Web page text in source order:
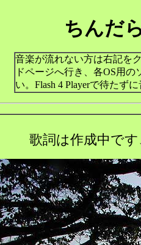
ちんだ
音楽が流れない方は右記を
ドページへ行き、各OS用
い。Flash 4 Playerで待たず
歌詞は作成中で